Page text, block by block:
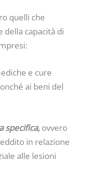
quelli che
capacità di
e cure
ai beni del
specifica, ovvero
in relazione
alle lesioni